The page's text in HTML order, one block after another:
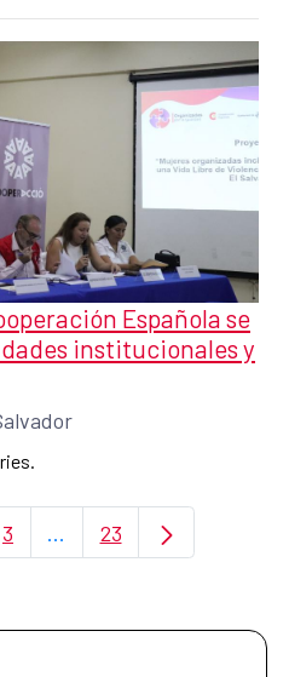
Española se
institucionales y
Page
3 ...Intermediate Pages Use
Page
23